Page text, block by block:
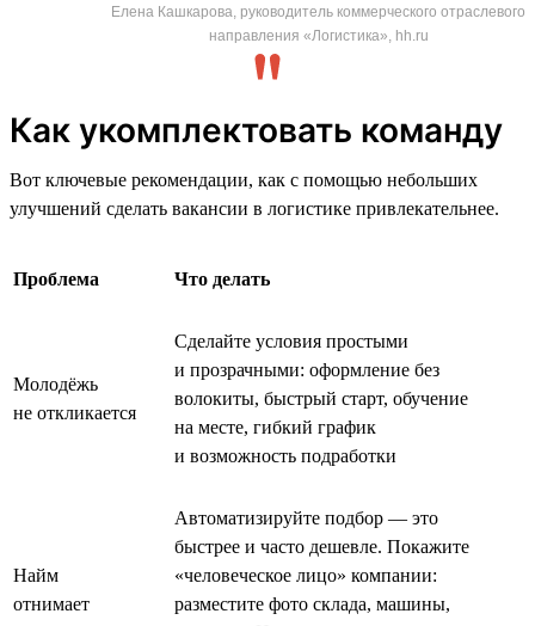
Елена Кашкарова, руководитель коммерческого отраслевого
направления «Логистика», hh.ru
Как укомплектовать команду
Вот ключевые рекомендации, как с помощью небольших
улучшений сделать вакансии в логистике привлекательнее.
Проблема Что делать
Молодёжь
не откликается
Сделайте условия простыми
и прозрачными: оформление без
волокиты, быстрый старт, обучение
на месте, гибкий график
и возможность подработки
Найм
отнимает
Автоматизируйте подбор — это
быстрее и часто дешевле. Покажите
«человеческое лицо» компании:
разместите фото склада, машины,